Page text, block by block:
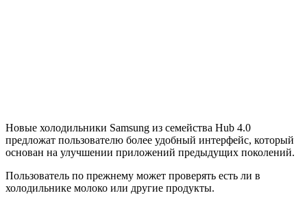
Новые холодильники Samsung из семейства Hub 4.0
предложат пользователю более удобный интерфейс, который
основан на улучшении приложений предыдущих поколений.
Пользователь по прежнему может проверять есть ли в
холодильнике молоко или другие продукты.